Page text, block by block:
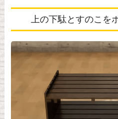
上の下駄とすのこを